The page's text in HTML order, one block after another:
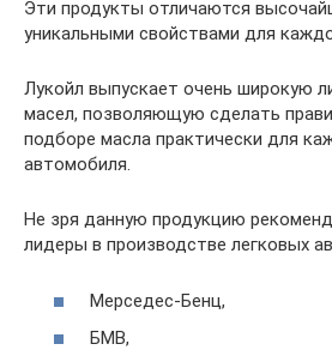
Эти продукты отличаются
уникальными свойствами для
Лукойл выпускает очень широкую
масел, позволяющую сделать
подборе масла практически для
автомобиля.
Не зря данную продукцию
лидеры в производстве легковых
Мерседес-Бенц,
БМВ,